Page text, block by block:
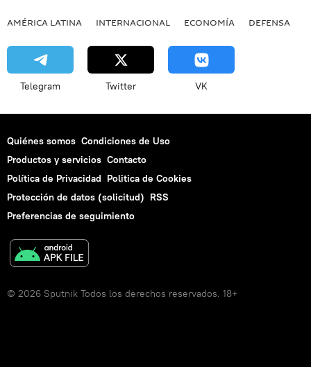
AMÉRICA LATINA INTERNACIONAL ECONOMÍA DEFENSA
Telegram Twitter VK
Quiénes somos Condiciones de Uso
Productos y servicios Contacto
Política de Privacidad Politica de Cookies
Protección de datos (solicitud) RSS
Preferencias de seguimiento
© 2026 Sputnik Todos los derechos reservados. 18+